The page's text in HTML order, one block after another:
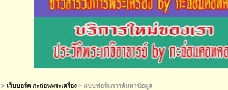
เว็บบอร์ด กะฉ่อนพระเครื่อง > แบบฟอร์มการค้นหาข้อมูล